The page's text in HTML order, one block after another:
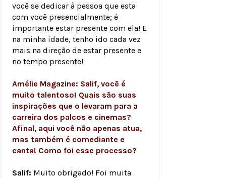
você se dedicar à pessoa que esta
com você presencialmente; é
importante estar presente com ela! E
na minha idade, tenho ido cada vez
mais na direção de estar presente e
no tempo presente!
Amélie Magazine: Salif, você é
muito talentoso! Quais são suas
inspirações que o levaram para a
carreira dos palcos e cinemas?
Afinal, aqui você não apenas atua,
mas também é comediante e
canta! Como foi esse processo?
Salif: Muito obrigado! Foi muita